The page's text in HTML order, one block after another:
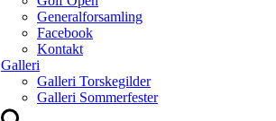
Generalforsamling
Facebook
Kontakt
Galleri
Galleri Torskegilder
Galleri Sommerfester